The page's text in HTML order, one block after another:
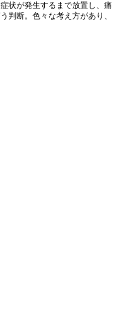
状が発生するまで放置し、痛
判断。色々な考え方があり、